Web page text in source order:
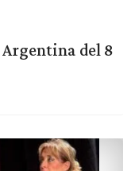
Argentina del 8